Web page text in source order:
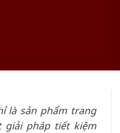
là sản phẩm trang
pháp tiết kiệm